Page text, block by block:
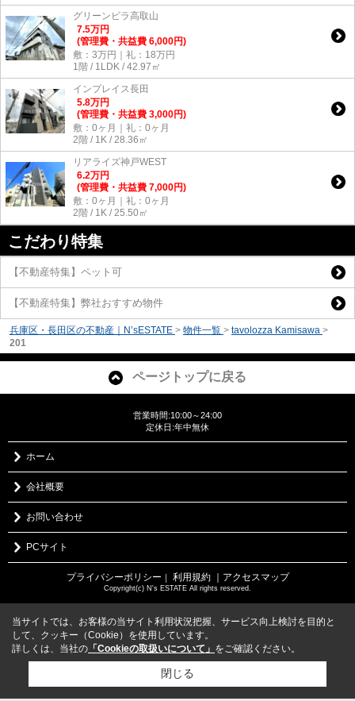
グリーンビラ高取山
7.5万円
(管理費・共益費 6,000円)
敷：3万円｜礼：18万円
1階 / 1LDK / 42.97㎡
インプレイス長田
5.8万円
(管理費・共益費 3,000円)
敷：0ヶ月｜礼：0ヶ月
2階 / 1K / 28.36㎡
リアライズ神戸WEST
6.2万円
(管理費・共益費 7,000円)
敷：0ヶ月｜礼：0ヶ月
2階 / 1K / 25.50㎡
こだわり特集
【不動産特集】ペット可
【不動産特集】弊社おすすめ物件
兵庫区・長田区の不動産｜N’sESTATE > 物件一覧 > tavolozza Kamisawa >
201
ページトップに戻る
営業時間:10:00～24:00
定休日:年中無休
ホーム
会社概要
お問い合わせ
PCサイト
プライバシーポリシー ｜ 利用規約 ｜アクセスマップ
Copyright(c) N's ESTATE All rights reserved.
当サイトでは、お客様の当サイト利用状況把握、サービス向上検討を目的と
して、クッキー（Cookie）を使用しています。
詳しくは、当社の 「Cookieの取扱いについて」 をご確認ください。
閉じる